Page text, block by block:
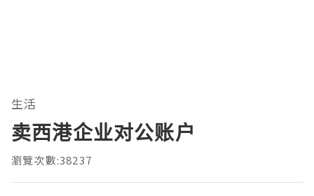
生活
卖西港企业对公账户
瀏覽次數:38237